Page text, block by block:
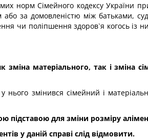
норм Сімейного кодексу України
або за домовленістю між батьками,
чи поліпшення здоров`я когось із
матеріального, так і зміна
змінився сімейний і
підставою для зміни розміру
у даній справі слід відмовити.